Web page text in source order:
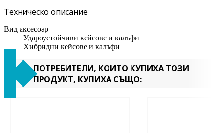
Техническо описание
Вид аксесоар
Удароустойчиви кейсове и калъфи
Хибридни кейсове и калъфи
ПОТРЕБИТЕЛИ, КОИТО КУПИХА ТОЗИ
ПРОДУКТ, КУПИХА СЪЩО: